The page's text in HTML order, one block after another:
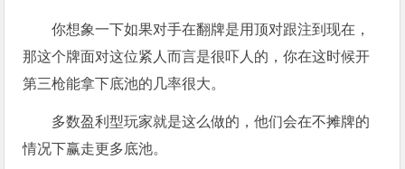
你想象一下如果对手在翻牌是用顶对跟注到现在，
那这个牌面对这位紧人而言是很吓人的，你在这时候开
第三枪能拿下底池的几率很大。
多数盈利型玩家就是这么做的，他们会在不摊牌的
情况下赢走更多底池。